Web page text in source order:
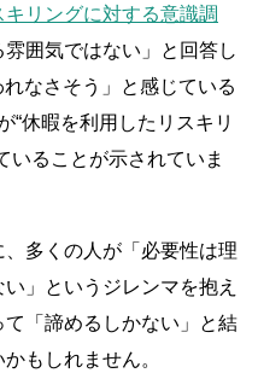
キリングに対する意識調
囲気ではない」と回答し
なさそう」と感じている
“休暇を利用したリスキリ
いることが示されていま
多くの人が「必要性は理
」というジレンマを抱え
「諦めるしかない」と結
もしれません。